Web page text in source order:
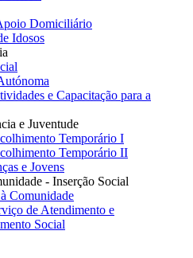
Domiciliário
Idosos
e Capacitação para a
e Juventude
Temporário I
Temporário II
e Jovens
- Inserção Social
Comunidade
de Atendimento e
Social